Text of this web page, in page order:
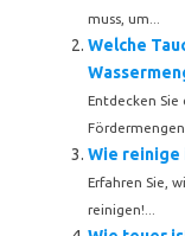
muss, um...
Welche
Entdecken
Wie reinige
Erfahren Sie,
reinigen!...